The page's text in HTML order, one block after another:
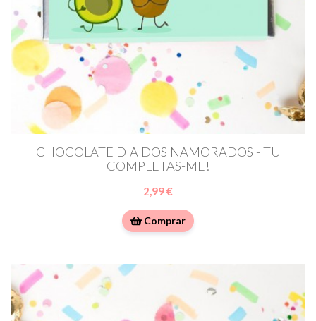
CHOCOLATE DIA DOS NAMORADOS - TU
COMPLETAS-ME!
2,99 €
Comprar